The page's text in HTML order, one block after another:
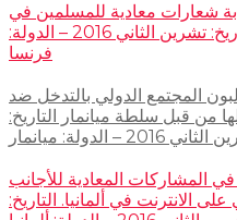
شعارات معادية للمسلمين في
مدينة بوردو الفرنسية. التاريخ: تشرين الثاني 2016 – الدولة:
فرنسا
المجتمع الدولي بالتدخل ضد
من قبل سلطة ميانمار التاريخ:
2016 – الدولة: ميانمار
المشاركات المعادية للأجانب
الانترنت في ألمانيا. التاريخ: